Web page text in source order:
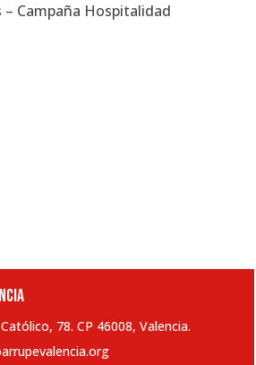
Campaña Hospitalidad
78. CP 46008, Valencia.